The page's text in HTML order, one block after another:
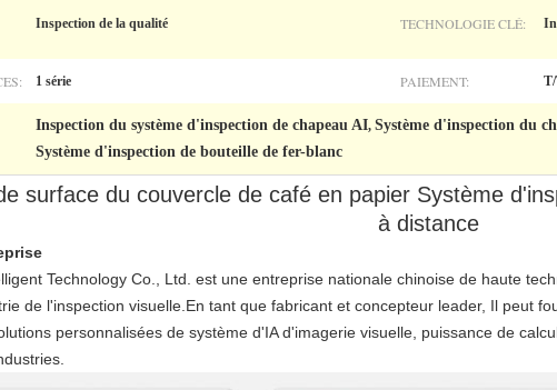
Inspection de la qualité TECHNOLOGIE CLÉ:
1 série PAIEMENT:
Inspection du système d'inspection de chapeau AI, Système d'inspection du
Système d'inspection de bouteille de fer-blanc
surface du couvercle de café en papier Système
à distance
Technology Co., Ltd. est une entreprise nationale chinoise de haute
de l'inspection visuelle.En tant que fabricant et concepteur leader, Il peut
personnalisées de système d'IA d'imagerie visuelle, puissance de